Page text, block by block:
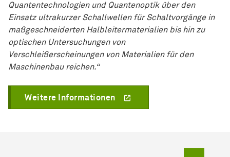
Quantentechnologien und Quantenoptik über den
Einsatz ultrakurzer Schallwellen für Schaltvorgänge in
maßgeschneiderten Halbleitermaterialien bis hin zu
optischen Untersuchungen von
Verschleißerscheinungen von Materialien für den
Maschinenbau reichen.“
Weitere Informationen